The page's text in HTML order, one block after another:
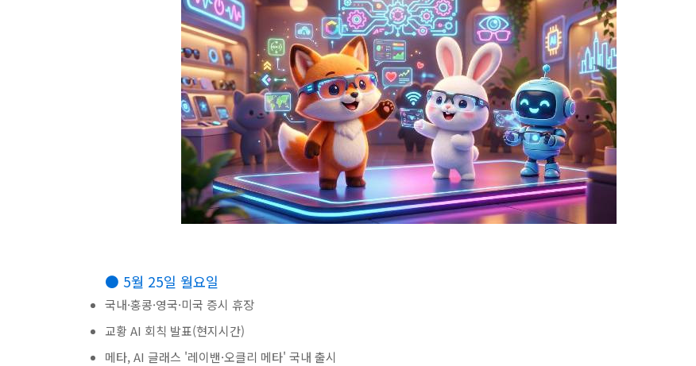
● 5월 25일 월요일
국내·홍콩·영국·미국 증시 휴장
교황 AI 회칙 발표(현지시간)
메타, AI 글래스 '레이밴·오클리 메타' 국내 출시